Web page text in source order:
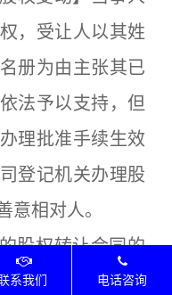
，受让人以其姓
册为由主张其已
法予以支持，但
理批准手续生效
登记机关办理股
意相对人。
权转让合同的
民法院对公司法
系我们 电话咨询